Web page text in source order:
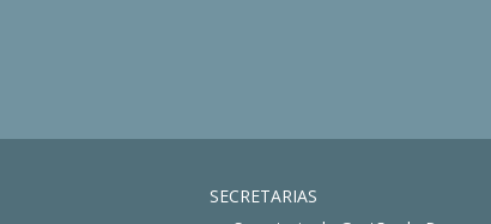
SECRETARIAS